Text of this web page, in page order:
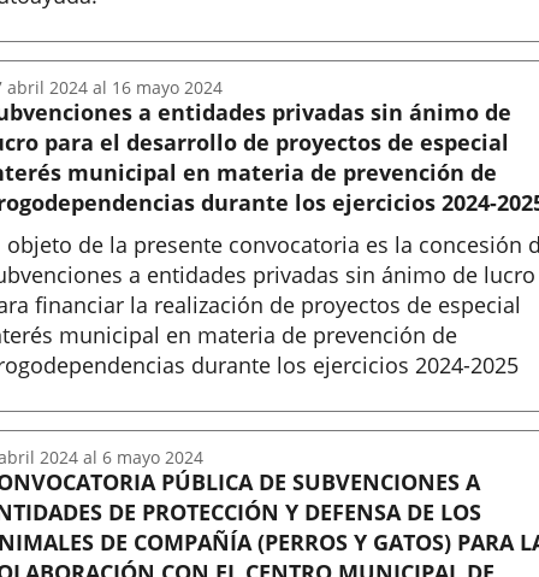
a entidades privadas sin ánimo de
para el desarrollo de proyectos de especial
municipal en materia de prevención de
durante los ejercicios 2024-
objeto de la presente convocatoria es la concesión
a entidades privadas sin ánimo de lucro
financiar la realización de proyectos de especial
municipal en materia de prevención de
durante los ejercicios 2024-2025
abril 2024 al 16 mayo 2024
PÚBLICA DE SUBVENCIONES A
DE PROTECCIÓN Y DEFENSA DE LOS
DE COMPAÑÍA (PERROS Y GATOS) PARA
2024 al 6 mayo 2024